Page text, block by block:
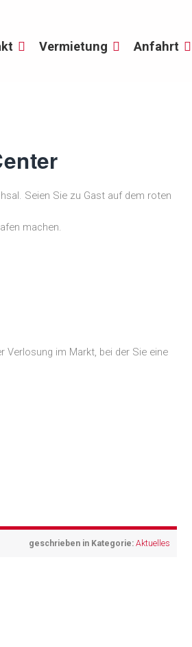
Vermietung Anfahrt
Seien Sie zu Gast auf dem roten
machen.
Verlosung im Markt, bei der Sie eine
geschrieben in Kategorie:Aktuelles